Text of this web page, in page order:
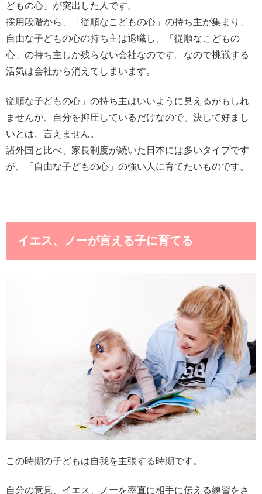
どもの心」が突出した人です。
採用段階から、「従順なこどもの心」の持ち主が集まり、
自由な子どもの心の持ち主は退職し、「従順なこどもの
心」の持ち主しか残らない会社なのです。なので挑戦する
活気は会社から消えてしまいます。
従順な子どもの心」の持ち主はいいように見えるかもしれ
ませんが、自分を抑圧しているだけなので、決して好まし
いとは、言えません。
諸外国と比べ、家長制度が続いた日本には多いタイプです
が、「自由な子どもの心」の強い人に育てたいものです。
イエス、ノーが言える子に育てる
この時期の子どもは自我を主張する時期です。
自分の意見、イエス、ノーを率直に相手に伝える練習をさ